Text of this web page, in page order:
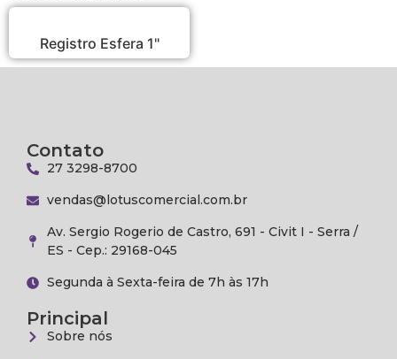
Registro Esfera 1"
Contato
27 3298-8700
vendas@lotuscomercial.com.br
Av. Sergio Rogerio de Castro, 691 - Civit I - Serra /
ES - Cep.: 29168-045
Segunda à Sexta-feira de 7h às 17h
Principal
Sobre nós